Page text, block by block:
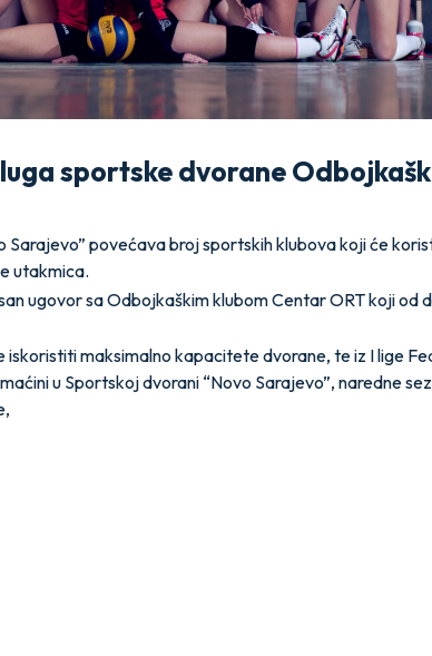
sportske dvorane
Sarajevo” povećava broj sportskih klubova koji će
utakmica.
ugovor sa Odbojkaškim klubom Centar ORT koji od
iskoristiti maksimalno kapacitete dvorane, te iz I lige
u Sportskoj dvorani “Novo Sarajevo”, naredne